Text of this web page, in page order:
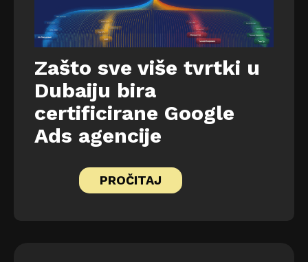
Zašto sve više tvrtki u
Dubaiju bira
certificirane Google
Ads agencije
PROČITAJ